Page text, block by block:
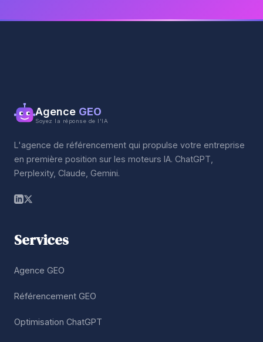
Agence GEO
Soyez la réponse de l'IA
L'agence de référencement qui propulse votre entreprise
en première position sur les moteurs IA. ChatGPT,
Perplexity, Claude, Gemini.
Services
Agence GEO
Référencement GEO
Optimisation ChatGPT